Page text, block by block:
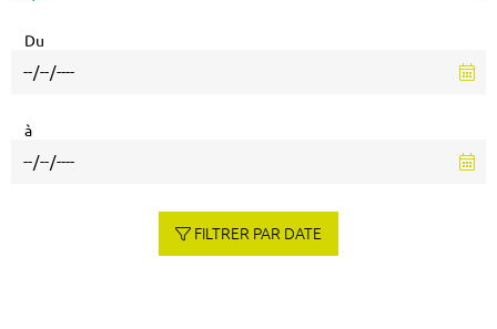
Du
à
FILTRER PAR DATE